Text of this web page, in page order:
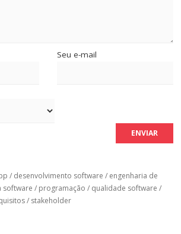
Seu e-mail
/ desenvolvimento software / engenharia de
software / programação / qualidade software /
/ stakeholder